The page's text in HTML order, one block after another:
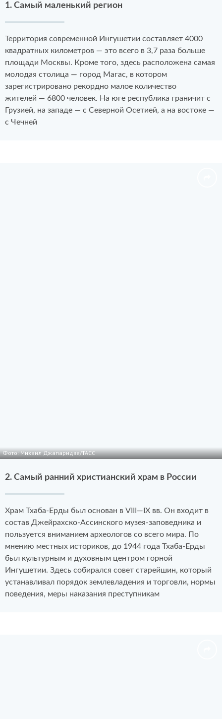
1. Самый маленький регион
Территория современной Ингушетии составляет 4000
квадратных километров — это всего в 3,7 раза больше
площади Москвы. Кроме того, здесь расположена самая
молодая столица — город Магас, в котором
зарегистрировано рекордно малое количество
жителей — 6800 человек. На юге республика граничит с
Грузией, на западе — с Северной Осетией, а на востоке —
с Чечней
Фото: Михаил Джапаридзе/ТАСС
2. Самый ранний христианский храм в России
Храм Тхаба-Ерды был основан в VIII—IX вв. Он входит в
состав Джейрахско-Ассинского музея-заповедника и
пользуется вниманием археологов со всего мира. По
мнению местных историков, до 1944 года Тхаба-Ерды
был культурным и духовным центром горной
Ингушетии. Здесь собирался совет старейшин, который
устанавливал порядок землевладения и торговли, нормы
поведения, меры наказания преступникам